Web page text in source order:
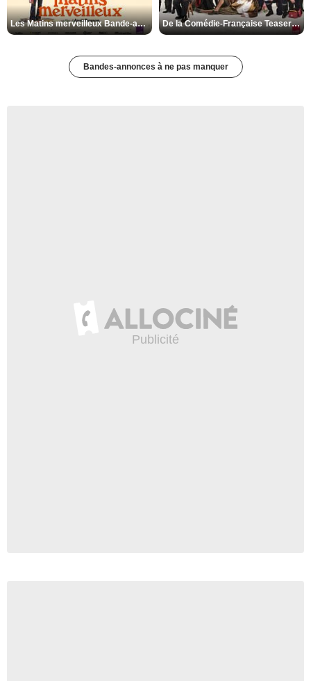
Les Matins merveilleux Bande-annonce VF De la Comédie-Française Teaser VF
Bandes-annonces à ne pas manquer